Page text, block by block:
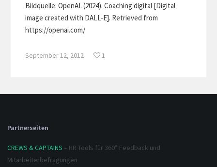
Bildquelle: OpenAI. (2024). Coaching digital [Digital
image created with DALL-E]. Retrieved from
https://openai.com/
September 12, 2012 1
Partnerseiten
CREWS & CAPTAINS – HR Tools für 360° Feedback und
Mitarbeiterbefragungen